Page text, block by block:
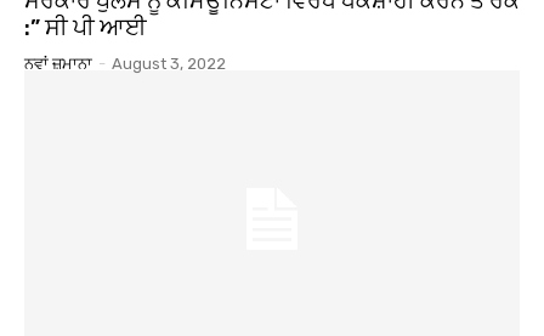
:” ਸੀ ਪੀ ਆਈ
ਨਵਾਂ ਜ਼ਮਾਨਾ - August 3, 2022